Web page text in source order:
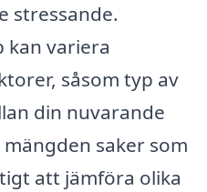
stressande.
kan variera
såsom typ av
din nuvarande
saker som
att jämföra olika